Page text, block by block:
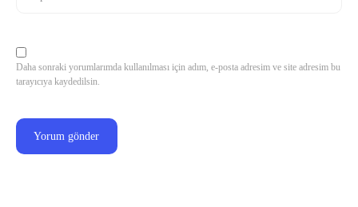
Daha sonraki yorumlarımda kullanılması için adım, e-posta adresim ve site adresim bu
tarayıcıya kaydedilsin.